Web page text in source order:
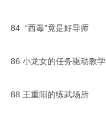
84 “西毒”竟是好导师
86 小龙女的任务驱动教学
88 王重阳的练武场所